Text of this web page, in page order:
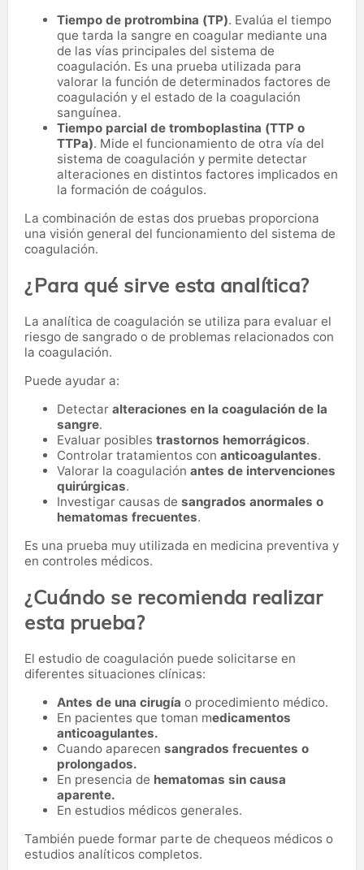
Tiempo de protrombina (TP). Evalúa el tiempo
que tarda la sangre en coagular mediante una
de las vías principales del sistema de
coagulación. Es una prueba utilizada para
valorar la función de determinados factores de
coagulación y el estado de la coagulación
sanguínea.
Tiempo parcial de tromboplastina (TTP o
TTPa). Mide el funcionamiento de otra vía del
sistema de coagulación y permite detectar
alteraciones en distintos factores implicados en
la formación de coágulos.
La combinación de estas dos pruebas proporciona
una visión general del funcionamiento del sistema de
coagulación.
¿Para qué sirve esta analítica?
La analítica de coagulación se utiliza para evaluar el
riesgo de sangrado o de problemas relacionados con
la coagulación.
Puede ayudar a:
Detectar alteraciones en la coagulación de la
sangre.
Evaluar posibles trastornos hemorrágicos.
Controlar tratamientos con anticoagulantes.
Valorar la coagulación antes de intervenciones
quirúrgicas.
Investigar causas de sangrados anormales o
hematomas frecuentes.
Es una prueba muy utilizada en medicina preventiva y
en controles médicos.
¿Cuándo se recomienda realizar
esta prueba?
El estudio de coagulación puede solicitarse en
diferentes situaciones clínicas:
Antes de una cirugía o procedimiento médico.
En pacientes que toman medicamentos
anticoagulantes.
Cuando aparecen sangrados frecuentes o
prolongados.
En presencia de hematomas sin causa
aparente.
En estudios médicos generales.
También puede formar parte de chequeos médicos o
estudios analíticos completos.